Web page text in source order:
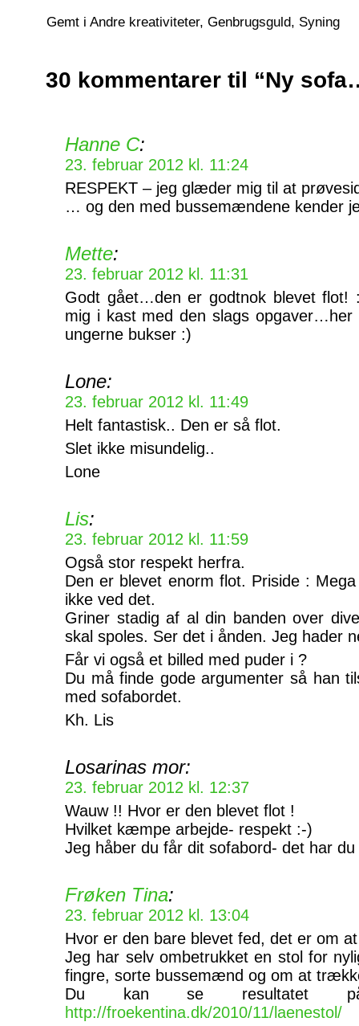
Gemt i Andre kreativiteter, Genbrugsguld, Syning
30 kommentarer til “Ny
Hanne C:
23. februar 2012 kl. 11:24
RESPEKT – jeg glæder mig til at
… og den med bussemændene kender
Mette:
23. februar 2012 kl. 11:31
Godt gået…den er godtnok blevet
mig i kast med den slags
ungerne bukser :)
Lone:
23. februar 2012 kl. 11:49
Helt fantastisk.. Den er så flot.
Slet ikke misundelig..
Lone
Lis:
23. februar 2012 kl. 11:59
Også stor respekt herfra.
Den er blevet enorm flot. Priside :
ikke ved det.
Griner stadig af al din banden over
skal spoles. Ser det i ånden. Jeg hader
Får vi også et billed med puder i ?
Du må finde gode argumenter så han
med sofabordet.
Kh. Lis
Losarinas mor:
23. februar 2012 kl. 12:37
Wauw !! Hvor er den blevet flot !
Hvilket kæmpe arbejde- respekt :-)
Jeg håber du får dit sofabord- det har
Frøken Tina:
23. februar 2012 kl. 13:04
Hvor er den bare blevet fed, det er om
Jeg har selv ombetrukket en stol for
fingre, sorte bussemænd og om at
Du kan se resultatet
http://froekentina.dk/2010/11/laenestol/